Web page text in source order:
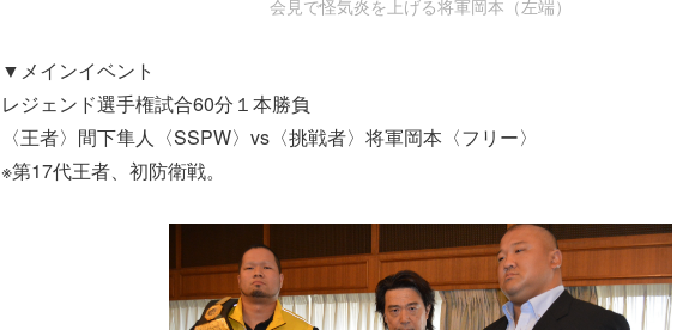
会見で怪気炎を上げる将軍岡本（左端）
▼メインイベント
レジェンド選手権試合60分１本勝負
〈王者〉間下隼人〈SSPW〉vs〈挑戦者〉将軍岡本〈フリー〉
※第17代王者、初防衛戦。